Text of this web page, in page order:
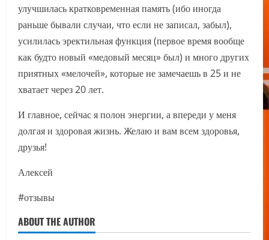
улучшилась кратковременная память (ибо иногда
раньше бывали случаи, что если не записал, забыл),
усилилась эректильная функция (первое время вообще
как будто новый «‎медовый месяц» был) и много других
приятных «‎мелочей»‎, которые не замечаешь в 25 и не
хватает через 20 лет.
И главное, сейчас я полон энергии, а впереди у меня
долгая и здоровая жизнь. Желаю и вам всем здоровья,
друзья!
Алексей
#отзывы
ABOUT THE AUTHOR